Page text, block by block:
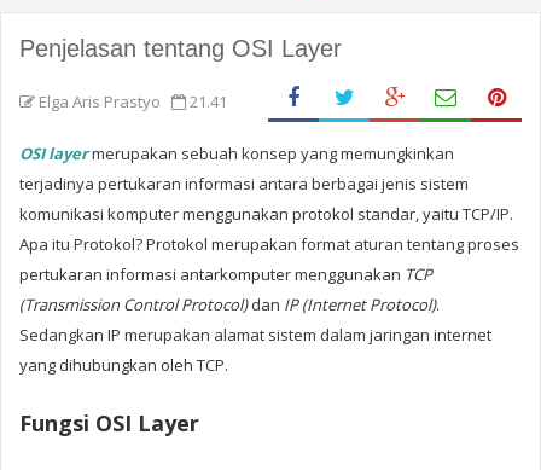
Penjelasan tentang OSI Layer
Elga Aris Prastyo 21.41
OSI layermerupakan sebuah konsep yang memungkinkan
terjadinya pertukaran informasi antara berbagai jenis sistem
komunikasi komputer menggunakan protokol standar, yaitu TCP/IP.
Apa itu Protokol? Protokol merupakan format aturan tentang proses
pertukaran informasi antarkomputer menggunakan TCP
(Transmission Control Protocol)dan IP (Internet Protocol).
Sedangkan IP merupakan alamat sistem dalam jaringan internet
yang dihubungkan oleh TCP.
Fungsi OSI Layer